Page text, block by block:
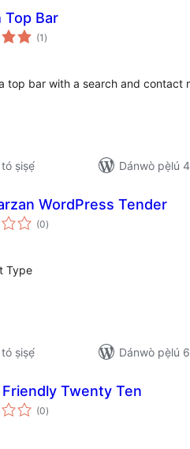
Top Bar
(1 àpapọ̀
àwọn
)
top bar with a search and contact
ṣiṣẹ́
Dánwò pẹ̀lú
WordPress Tender
(0àpapọ̀
àwọn
)
Type
ṣiṣẹ́
Dánwò pẹ̀lú
Twenty Ten
(0àpapọ̀
àwọn
)